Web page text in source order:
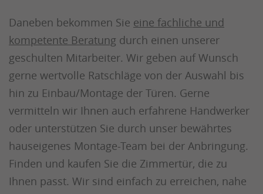
Daneben bekommen Sie eine fachliche und
kompetente Beratung durch einen unserer
geschulten Mitarbeiter. Wir geben auf Wunsch
gerne wertvolle Ratschläge von der Auswahl bis
hin zu Einbau/Montage der Türen. Gerne
vermitteln wir Ihnen auch erfahrene Handwerker
oder unterstützen Sie durch unser bewährtes
hauseigenes Montage-Team bei der Anbringung.
Finden und kaufen Sie die Zimmertür, die zu
Ihnen passt. Wir sind einfach zu erreichen, nahe